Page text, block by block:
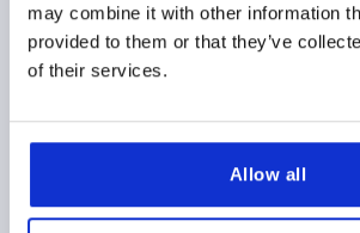
may combine it with other information
provided to them or that they’ve
of their services.
Allow all
TIPO DE ROSCA=ROSCA INTERIOR
PROFUNDIDAD DE ROSCA=20
D=28
D1=12 D2=32
Referencia:K1444.212
más IVA